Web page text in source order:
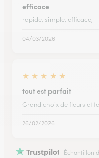
efficace
rapide, simple, efficace,
04/03/2026
★ ★ ★ ★ ★
tout est parfait
Grand choix de fleurs et
26/02/2026
Trustpilot Échantillon